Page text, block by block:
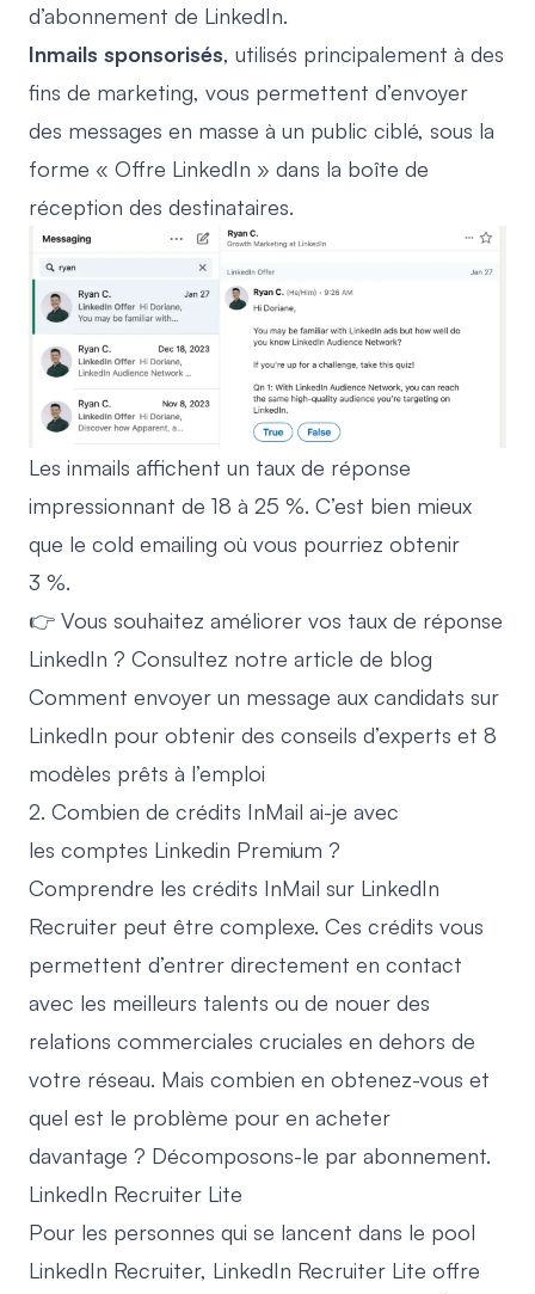
d’abonnement de LinkedIn.
Inmails sponsorisés, utilisés principalement à des
fins de marketing, vous permettent d’envoyer
des messages en masse à un public ciblé, sous la
forme « Offre LinkedIn » dans la boîte de
réception des destinataires.
Les inmails affichent un taux de réponse
impressionnant de 18 à 25 %. C’est bien mieux
que le cold emailing où vous pourriez obtenir
3 %.
👉 Vous souhaitez améliorer vos taux de réponse
LinkedIn ? Consultez notre article de blog
Comment envoyer un message aux candidats sur
LinkedIn pour obtenir des conseils d’experts et 8
modèles prêts à l’emploi
2. Combien de crédits InMail ai-je avec
les comptes Linkedin Premium ?
Comprendre les crédits InMail sur LinkedIn
Recruiter peut être complexe. Ces crédits vous
permettent d’entrer directement en contact
avec les meilleurs talents ou de nouer des
relations commerciales cruciales en dehors de
votre réseau. Mais combien en obtenez-vous et
quel est le problème pour en acheter
davantage ? Décomposons-le par abonnement.
LinkedIn Recruiter Lite
Pour les personnes qui se lancent dans le pool
LinkedIn Recruiter, LinkedIn Recruiter Lite offre